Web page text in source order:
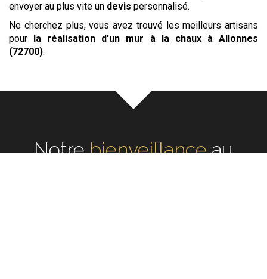
envoyer au plus vite un devis personnalisé.
Ne cherchez plus, vous avez trouvé les meilleurs artisans
pour la réalisation d'un mur à la chaux à Allonnes
(72700).
Notreécouteau cœur de